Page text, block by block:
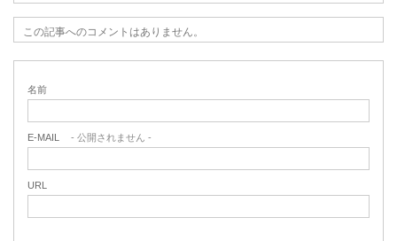
この記事へのコメントはありません。
名前
E-MAIL - 公開されません -
URL